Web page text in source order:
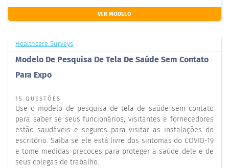
VER MODELO
Healthcare Surveys
Modelo De Pesquisa De Tela De Saúde Sem Contato
Para Expo
15 QUESTÕES
Use o modelo de pesquisa de tela de saúde sem contato
para saber se seus funcionários, visitantes e fornecedores
estão saudáveis e seguros para visitar as instalações do
escritório. Saiba se ele está livre dos sintomas do COVID-19
e tome medidas precoces para proteger a saúde dele e de
seus colegas de trabalho.